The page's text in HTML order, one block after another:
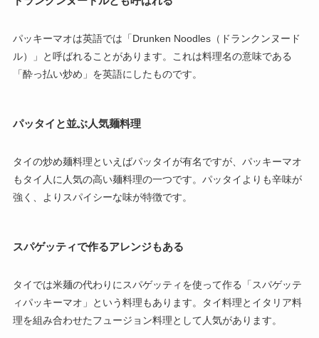
パッキーマオは英語では「Drunken Noodles（ドランクンヌード
ル）」と呼ばれることがあります。これは料理名の意味である
「酔っ払い炒め」を英語にしたものです。
パッタイと並ぶ人気麺料理
タイの炒め麺料理といえばパッタイが有名ですが、パッキーマオ
もタイ人に人気の高い麺料理の一つです。パッタイよりも辛味が
強く、よりスパイシーな味が特徴です。
スパゲッティで作るアレンジもある
タイでは米麺の代わりにスパゲッティを使って作る「スパゲッテ
ィパッキーマオ」という料理もあります。タイ料理とイタリア料
理を組み合わせたフュージョン料理として人気があります。